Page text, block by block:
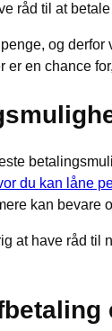
råd til at
og
er en chance
du kan låne
kan bevare
at have råd til